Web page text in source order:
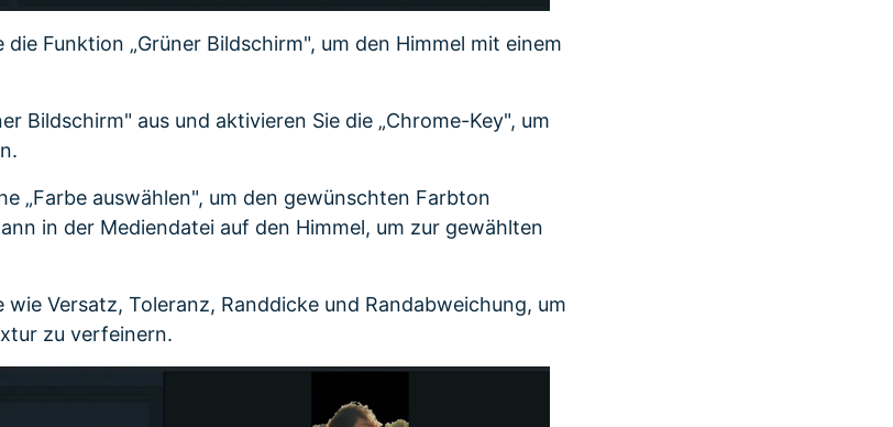
die Funktion „Grüner Bildschirm", um den Himmel mit einem
Bildschirm" aus und aktivieren Sie die „Chrome-Key", um
„Farbe auswählen", um den gewünschten Farbton
in der Mediendatei auf den Himmel, um zur gewählten
Versatz, Toleranz, Randdicke und Randabweichung, um
zu verfeinern.